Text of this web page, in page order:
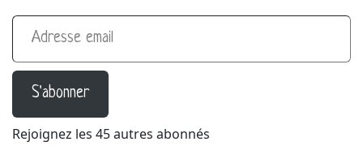
Adresse email
S'abonner
Rejoignez les 45 autres abonnés